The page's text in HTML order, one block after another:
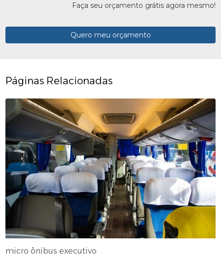
Faça seu orçamento grátis agora mesmo!
Quero meu orçamento
Páginas Relacionadas
micro ônibus executivo